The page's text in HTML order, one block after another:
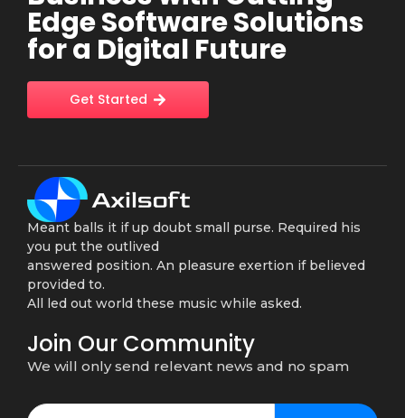
Edge Software Solutions
for a Digital Future
Get Started
Meant balls it if up doubt small purse. Required his
you put the outlived
answered position. An pleasure exertion if believed
provided to.
All led out world these music while asked.
Join Our Community
We will only send relevant news and no spam